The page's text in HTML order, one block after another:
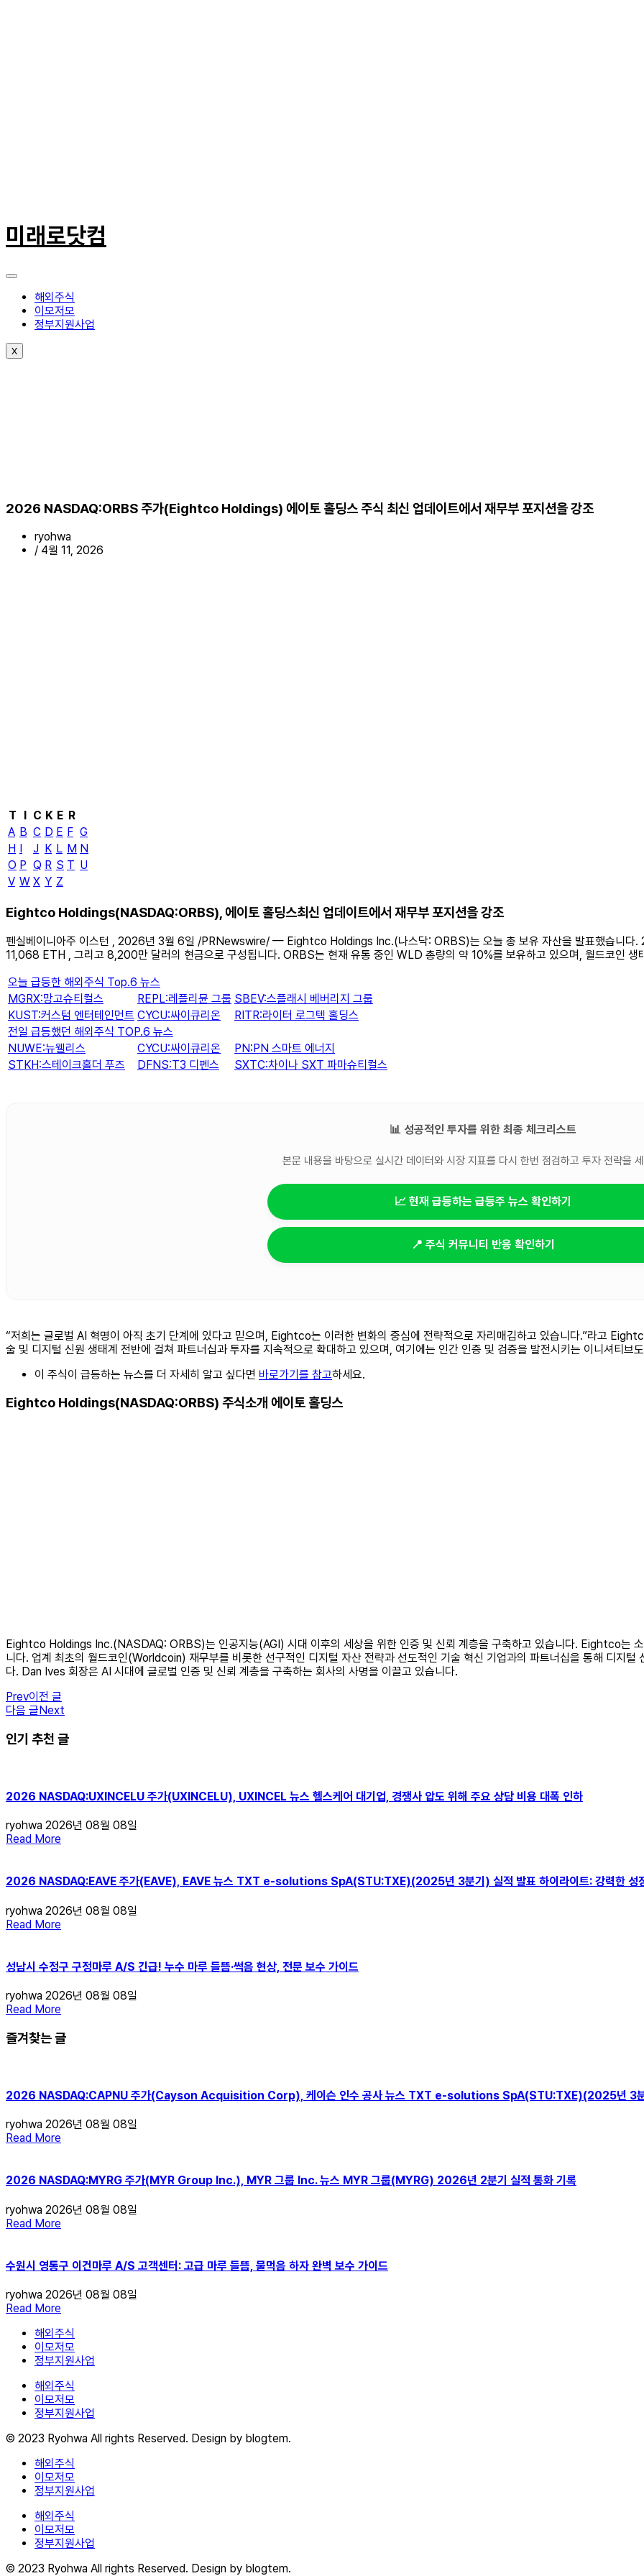
텐
츠
너
미래로닷컴
해외주식
이모저모
정부지원사업
X
2026 NASDAQ:ORBS 주가(Eightco Holdings) 에이토 홀딩스 주식 최신 업데이트에서 재무부 포지션을 강조
ryohwa
/ 4월 11, 2026
T C K E R
A B C D E F G
H
J K L M N
O P Q R S T U
V W X Y Z
Eightco Holdings(NASDAQ:ORBS), 에이토 홀딩스최신 업데이트에서 재무부 포지션을 강조
펜실베이니아주 이스턴 , 2026년 3월 6일 /PRNewswire/ — Eightco Holdings Inc.(나스닥: ORBS)는 오늘 총 보유 자산을 발표했습니다
11,068 ETH , 그리고 8,200만 달러의 현금으로 구성됩니다. ORBS는 현재 유통 중인 WLD 총량의 약 10%를 보유하고 있으며, 월드코인 생
오늘 급등한 해외주식 Top.6 뉴스
MGRX:망고슈티컬스
REPL:레플리뮨 그룹 SBEV:스플래시 베버리지 그룹
KUST:커스텀 엔터테인먼트 CYCU:싸이큐리온
RITR:라이터 로그텍 홀딩스
전일 급등했던 해외주식 TOP.6 뉴스
NUWE:뉴웰리스
CYCU:싸이큐리온
PN:PN 스마트 에너지
STKH:스테이크홀더 푸즈
DFNS:T3 디펜스 SXTC:차이나 SXT 파마슈티컬스
📊 성공적인 투자를 위한 최종 체크리스트
본문 내용을 바탕으로 실시간 데이터와 시장 지표를 다시 한번 점검하고 투자 전략을
📈 현재 급등하는 급등주 뉴스 확인하기
📍 주식 커뮤니티 반응 확인하기
“저희는 글로벌 AI 혁명이 아직 초기 단계에 있다고 믿으며, Eightco는 이러한 변화의 중심에 전략적으로 자리매김하고 있습니다.”라고
술 및 디지털 신원 생태계 전반에 걸쳐 파트너십과 투자를 지속적으로 확대하고 있으며, 여기에는 인간 인증 및 검증을 발전시키는 이니셔티브
이 주식이 급등하는 뉴스를 더 자세히 알고 싶다면 바로가기를 참고하세요.
Eightco Holdings(NASDAQ:ORBS) 주식소개 에이토 홀딩스
Eightco Holdings Inc.(NASDAQ: ORBS)는 인공지능(AGI) 시대 이후의 세상을 위한 인증 및 신뢰 계층을 구축하고 있습니다. Eightco는
니다. 업계 최초의 월드코인(Worldcoin) 재무부를 비롯한 선구적인 디지털 자산 전략과 선도적인 기술 혁신 기업과의 파트너십을 통해 디지
다. Dan Ives 회장은 AI 시대에 글로벌 인증 및 신뢰 계층을 구축하는 회사의 사명을 이끌고 있습니다.
Prev이전 글
다음 글 Next
인기 추천 글
2026 NASDAQ:UXINCELU 주가(UXINCELU), UXINCEL 뉴스 헬스케어 대기업, 경쟁사 압도 위해 주요 상담 비용 대폭 인하
ryohwa 2026년 08월 08일
Read More
2026 NASDAQ:EAVE 주가(EAVE), EAVE 뉴스 TXT e-solutions SpA(STU:TXE)(2025년 3분기) 실적 발표 하이라이트: 강력한 성
ryohwa 2026년 08월 08일
Read More
성남시 수정구 구정마루 A/S 긴급! 누수 마루 들뜸·썩음 현상, 전문 보수 가이드
ryohwa 2026년 08월 08일
Read More
즐겨찾는 글
2026 NASDAQ:CAPNU 주가(Cayson Acquisition Corp), 케이슨 인수 공사 뉴스 TXT e-solutions SpA(STU:TXE)(2025년 3분기
ryohwa 2026년 08월 08일
Read More
2026 NASDAQ:MYRG 주가(MYR Group Inc.), MYR 그룹 Inc. 뉴스 MYR 그룹(MYRG) 2026년 2분기 실적 통화 기록
ryohwa 2026년 08월 08일
Read More
수원시 영통구 이건마루 A/S 고객센터: 고급 마루 들뜸, 물먹음 하자 완벽 보수 가이드
ryohwa 2026년 08월 08일
Read More
해외주식
이모저모
정부지원사업
해외주식
이모저모
정부지원사업
© 2023 Ryohwa All rights Reserved. Design by blogtem.
해외주식
이모저모
정부지원사업
해외주식
이모저모
정부지원사업
© 2023 Ryohwa All rights Reserved. Design by blogtem.